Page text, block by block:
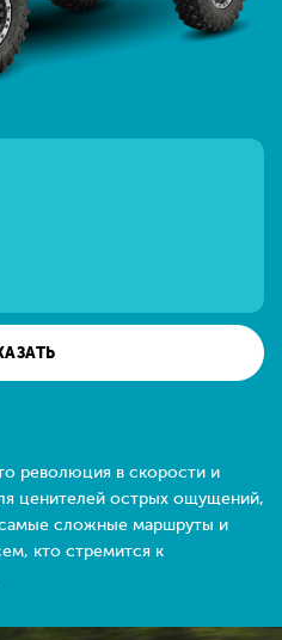
революция в скорости и
ценителей острых ощущений,
самые сложные маршруты и
кто стремится к